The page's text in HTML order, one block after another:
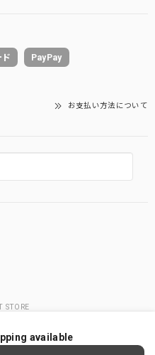
PayPay
お支払い方法について
STORE
available